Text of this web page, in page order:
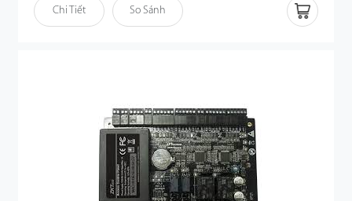
doors.
Chi Tiết So Sánh